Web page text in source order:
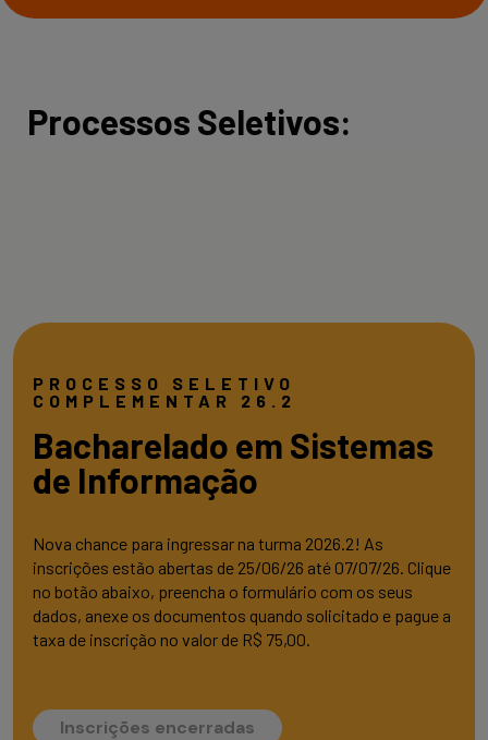
Processos Seletivos:
PROCESSO SELETIVO
COMPLEMENTAR 26.2
Bacharelado em Sistemas
de Informação
Nova chance para ingressar na turma 2026.2! As
inscrições estão abertas de 25/06/26 até 07/07/26. Clique
no botão abaixo, preencha o formulário com os seus
dados, anexe os documentos quando solicitado e pague a
taxa de inscrição no valor de R$ 75,00.
Inscrições encerradas